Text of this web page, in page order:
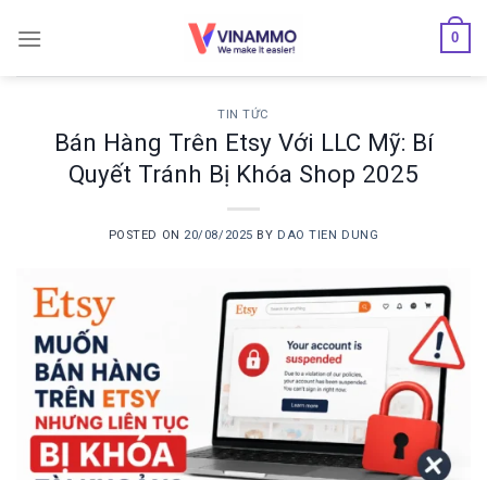
0
TIN TỨC
Bán Hàng Trên Etsy Với LLC Mỹ: Bí
Quyết Tránh Bị Khóa Shop 2025
POSTED ON 20/08/2025 BY DAO TIEN DUNG